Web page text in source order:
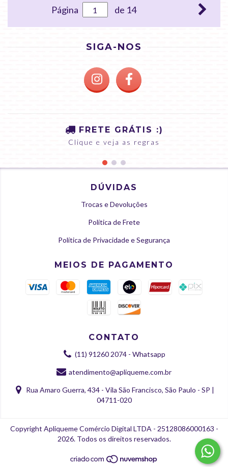
Página de 14
SIGA-NOS
FRETE GRÁTIS :)
Clique e veja as regras
DÚVIDAS
Trocas e Devoluções
Política de Frete
Política de Privacidade e Segurança
MEIOS DE PAGAMENTO
CONTATO
(11) 91260 2074 - Whatsapp
atendimento@apliqueme.com.br
Rua Amaro Guerra, 434 - Vila São Francisco, São Paulo - SP |
04711-020
Copyright Apliqueme Comércio Digital LTDA - 25128086000163 -
2026. Todos os direitos reservados.